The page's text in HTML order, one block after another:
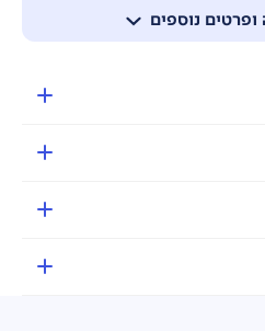
נוספים
על תכונות המסך בעברית.